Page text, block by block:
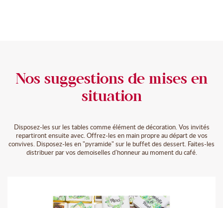
Nos suggestions de mises en
situation
Disposez-les sur les tables comme élément de décoration. Vos invités
repartiront ensuite avec. Offrez-les en main propre au départ de vos
convives. Disposez-les en "pyramide" sur le buffet des dessert. Faites-les
distribuer par vos demoiselles d'honneur au moment du café.